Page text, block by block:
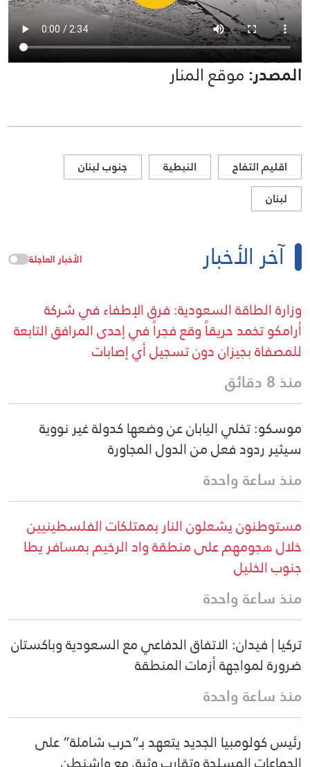
المصدر:موقع المنار
اقليم التفاح النبطية
جنوب لبنان
لبنان
آخر الأخبار الأخبار العاجلة
وزارة الطاقة السعودية: فرق الإطفاء في شركة
أرامكو تخمد حريقاً وقع فجراً في إحدى المرافق التابعة
للمصفاة بجيزان دون تسجيل أي إصابات
منذ 8 دقائق
موسكو: تخلي اليابان عن وضعها كدولة غير نووية
سيثير ردود فعل من الدول المجاورة
منذ ساعة واحدة
مستوطنون يشعلون النار بممتلكات الفلسطينيين
خلال هجومهم على منطقة واد الرخيم بمسافر يطا
جنوب الخليل
منذ ساعة واحدة
تركيا | فيدان: الاتفاق الدفاعي مع السعودية وباكستان
ضرورة لمواجهة أزمات المنطقة
منذ ساعة واحدة
رئيس كولومبيا الجديد يتعهد بـ”حرب شاملة” على